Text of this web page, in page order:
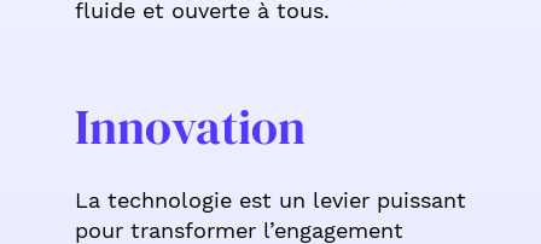
fluide et ouverte à tous.
Innovation
La technologie est un levier puissant
pour transformer l’engagement